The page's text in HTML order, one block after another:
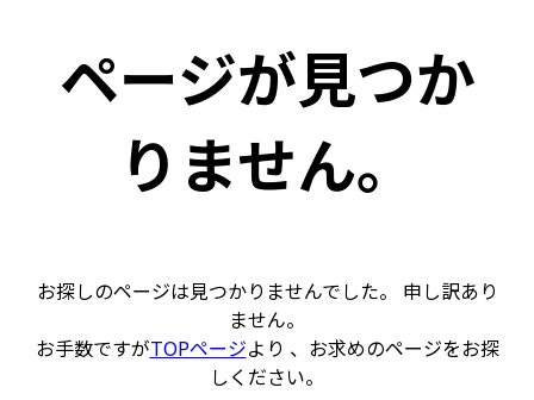
ページが見つか
りません。
お探しのページは見つかりませんでした。 申し訳あり
ません。
お手数ですがTOPページより 、お求めのページをお探
しください。